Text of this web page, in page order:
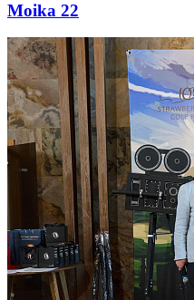
Moika 22